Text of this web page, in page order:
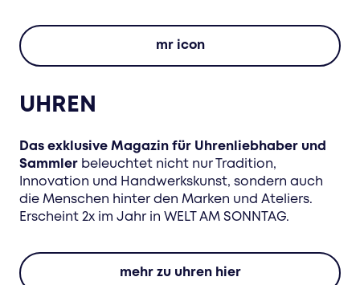
mr icon
UHREN
Das exklusive Magazin für Uhrenliebhaber und
Sammler beleuchtet nicht nur Tradition,
Innovation und Handwerkskunst, sondern auch
die Menschen hinter den Marken und Ateliers.
Erscheint 2x im Jahr in WELT AM SONNTAG.
mehr zu uhren hier